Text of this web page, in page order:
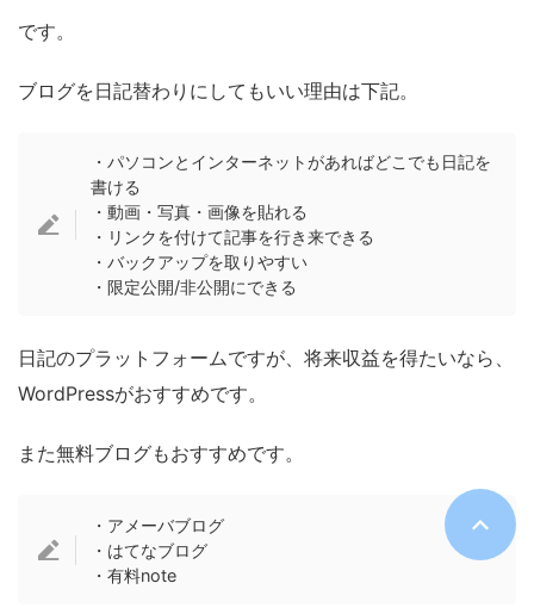
です。
ブログを日記替わりにしてもいい理由は下記。
・パソコンとインターネットがあればどこでも日記を
書ける
・動画・写真・画像を貼れる
・リンクを付けて記事を行き来できる
・バックアップを取りやすい
・限定公開/非公開にできる
日記のプラットフォームですが、将来収益を得たいなら、
WordPressがおすすめです。
また無料ブログもおすすめです。
・アメーバブログ
・はてなブログ
・有料note